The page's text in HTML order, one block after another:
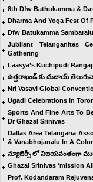
8th Dfw Bathukamma &
Dharma And Yoga Fest Of
Dfw Batukamma
Jubilant Telanganites
Gathering
Laasya’s Kuchipudi
ఉత్తరాఖండ్ కు దుబాయ్
Nri Vasavi Global
Ugadi Celebrations In
Sports And Fine Arts To
Dr Ghazal Srinivas
Dallas Area Telangana
& Vanabhojanalu In A
న్యూజెర్సీ లో విజయవంతంగా
Ghazal Srinivas ‘mission
Prof. Kodandaram